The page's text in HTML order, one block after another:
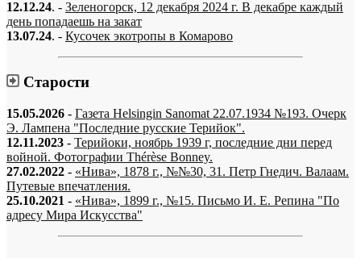
12.12.24. - Зеленогорск, 12 декабря 2024 г. В декабре каждый
день попадаешь на закат
13.07.24. - Кусочек экотропы в Комарово
Старости
15.05.2026 - Газета Helsingin Sanomat 22.07.1934 №193. Очерк
Э. Лампена "Последние русские Терийок".
12.11.2023 - Терийоки, ноябрь 1939 г, последние дни перед
войной. Фотографии Thérèse Bonney.
27.02.2022 - «Нива», 1878 г., №№30, 31. Петр Гнедич. Валаам.
Путевые впечатления.
25.10.2021 - «Нива», 1899 г., №15. Письмо И. Е. Репина "По
адресу Мира Искусства"